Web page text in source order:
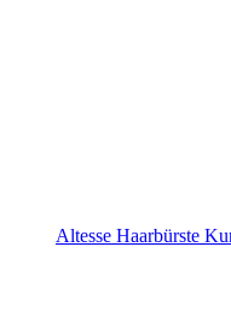
Altesse Haarbürste